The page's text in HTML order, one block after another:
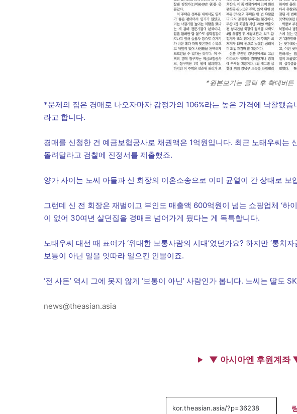
*원본보기는 클릭 후 확대버튼
*문제의 집은 경매로 나오자마자 감정가의 106%라는 높은 가격에 낙찰됐
라고 합니다.
경매를 신청한 건 예금보험공사로 채권액은 1억원입니다. 최근 노태우씨는
돌려달라고 검찰에 진정서를 제출했죠.
양가 사이는 노씨 아들과 신 회장의 이혼소송으로 이미 균열이 간 상태로 보
그런데 신 전 회장은 재벌이고 부인도 매출액 600억원이 넘는 쇼핑업체 ‘하
이 없어 30여년 살던집을 경매로 넘어가게 뒀다는 게 독특합니다.
노태우씨 대선 때 표어가 ‘위대한 보통사람의 시대’였던가요? 하지만 ‘통치
보통이 아닌 일을 잇따라 일으킨 인물이죠.
‘전 사돈’ 역시 그에 못지 않게 ‘보통이 아닌’ 사람인가 봅니다. 노씨는 딸도
news@theasian.asia
▼ 아시아엔 후원계좌